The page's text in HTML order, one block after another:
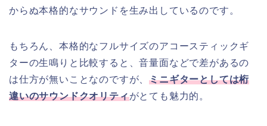
からぬ本格的なサウンドを生み出しているのです。
もちろん、本格的なフルサイズのアコースティックギ
ターの生鳴りと比較すると、音量面などで差があるの
は仕方が無いことなのですが、ミニギターとしては桁
違いのサウンドクオリティがとても魅力的。